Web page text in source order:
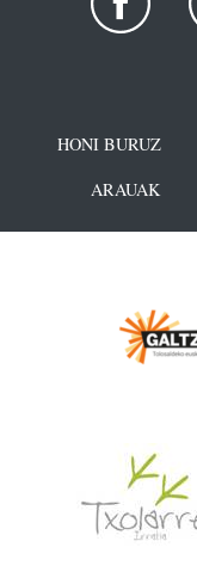
HONI BURUZ
ARAUAK